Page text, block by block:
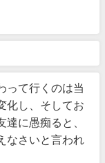
って行くのは当
化し、そしてお
に愚痴ると、
なさいと言われ